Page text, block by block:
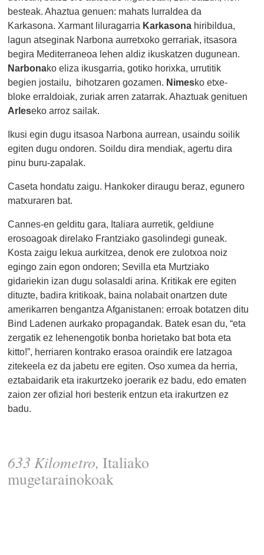
besteak. Ahaztua genuen: mahats lurraldea da
Karkasona. Xarmant liluragarria Karkasona hiribildua,
lagun atseginak Narbona aurretxoko gerrariak, itsasora
begira Mediterraneoa lehen aldiz ikuskatzen dugunean.
Narbonako eliza ikusgarria, gotiko horixka, urrutitik
begien jostailu, bihotzaren gozamen. Nimesko etxe-
bloke erraldoiak, zuriak arren zatarrak. Ahaztuak genituen
Arleseko arroz sailak.
Ikusi egin dugu itsasoa Narbona aurrean, usaindu soilik
egiten dugu ondoren. Soildu dira mendiak, agertu dira
pinu buru-zapalak.
Caseta hondatu zaigu. Hankoker diraugu beraz, egunero
matxuraren bat.
Cannes-en gelditu gara, Italiara aurretik, geldiune
erosoagoak direlako Frantziako gasolindegi guneak.
Kosta zaigu lekua aurkitzea, denok ere zulotxoa noiz
egingo zain egon ondoren; Sevilla eta Murtziako
gidariekin izan dugu solasaldi arina. Kritikak ere egiten
dituzte, badira kritikoak, baina nolabait onartzen dute
amerikarren bengantza Afganistanen: erroak botatzen ditu
Bind Ladenen aurkako propagandak. Batek esan du, “eta
zergatik ez lehenengotik bonba horietako bat bota eta
kitto!”, herriaren kontrako erasoa oraindik ere latzagoa
zitekeela ez da jabetu ere egiten. Oso xumea da herria,
eztabaidarik eta irakurtzeko joerarik ez badu, edo ematen
zaion zer ofizial hori besterik entzun eta irakurtzen ez
badu.
633 Kilometro, Italiako
mugetarainokoak